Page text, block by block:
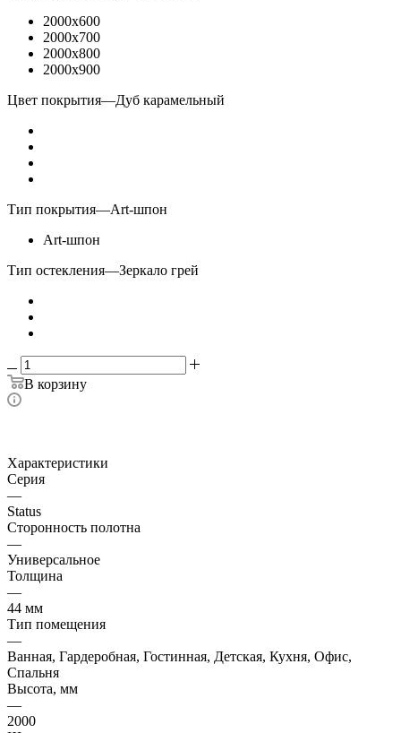
2000x600
2000x700
2000x800
2000x900
Цвет покрытия—Дуб карамельный
Тип покрытия—Art-шпон
Art-шпон
Тип остекления—Зеркало грей
В корзину
Характеристики
Серия
—
Status
Сторонность полотна
—
Универсальное
Толщина
—
44 мм
Тип помещения
—
Ванная, Гардеробная, Гостинная, Детская, Кухня, Офис,
Спальня
Высота, мм
—
2000